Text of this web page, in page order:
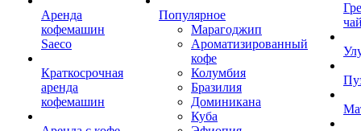
Аренда
кофемашин
Saeco
Краткосрочная
аренда
кофемашин
Популярное
Марагоджип
Ароматизированный
кофе
Колумбия
Бразилия
Доминикана
Куба